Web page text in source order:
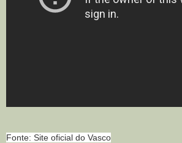
Fonte: Site oficial do Vasco